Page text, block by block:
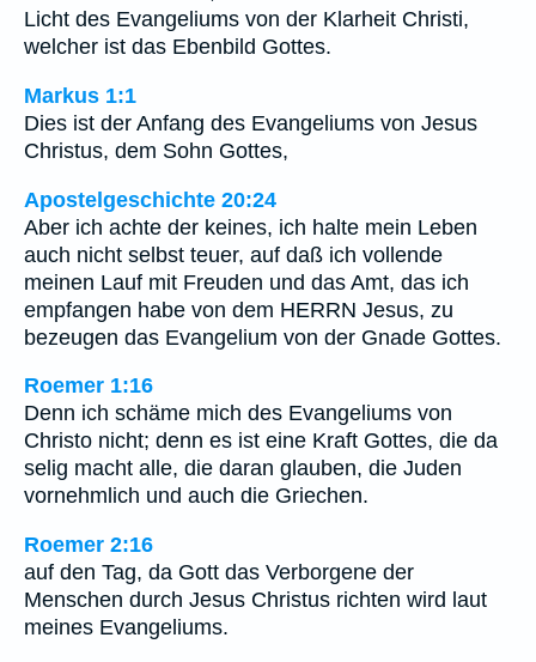
Licht des Evangeliums von der Klarheit Christi,
welcher ist das Ebenbild Gottes.
Markus 1:1
Dies ist der Anfang des Evangeliums von Jesus
Christus, dem Sohn Gottes,
Apostelgeschichte 20:24
Aber ich achte der keines, ich halte mein Leben
auch nicht selbst teuer, auf daß ich vollende
meinen Lauf mit Freuden und das Amt, das ich
empfangen habe von dem HERRN Jesus, zu
bezeugen das Evangelium von der Gnade Gottes.
Roemer 1:16
Denn ich schäme mich des Evangeliums von
Christo nicht; denn es ist eine Kraft Gottes, die da
selig macht alle, die daran glauben, die Juden
vornehmlich und auch die Griechen.
Roemer 2:16
auf den Tag, da Gott das Verborgene der
Menschen durch Jesus Christus richten wird laut
meines Evangeliums.